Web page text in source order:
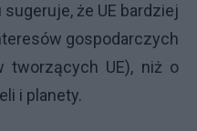
że UE bardziej
gospodarczych
tworzących UE), niż o
i planety.